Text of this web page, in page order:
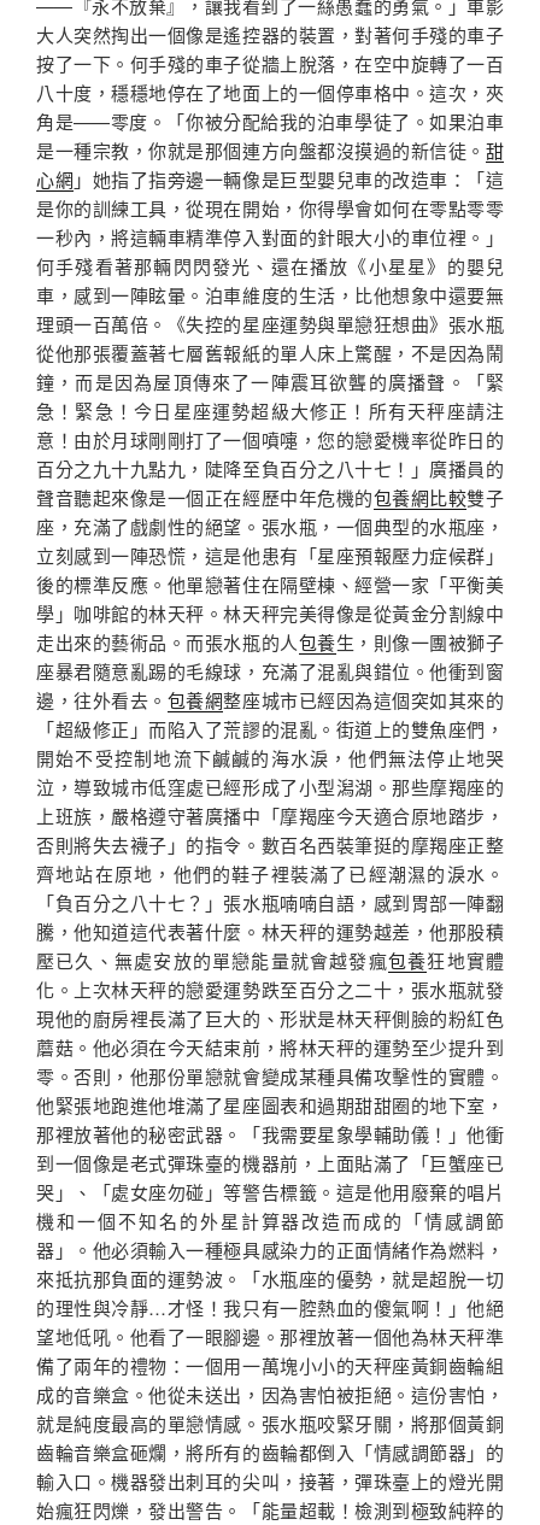
——『永不放棄』，讓我看到了一絲愚蠢的勇氣。」車影
大人突然掏出一個像是遙控器的裝置，對著何手殘的車子
按了一下。何手殘的車子從牆上脫落，在空中旋轉了一百
八十度，穩穩地停在了地面上的一個停車格中。這次，夾
角是——零度。「你被分配給我的泊車學徒了。如果泊車
是一種宗教，你就是那個連方向盤都沒摸過的新信徒。 甜
心網 」她指了指旁邊一輛像是巨型嬰兒車的改造車：「這
是你的訓練工具，從現在開始，你得學會如何在零點零零
一秒內，將這輛車精準停入對面的針眼大小的車位裡。」
何手殘看著那輛閃閃發光、還在播放《小星星》的嬰兒
車，感到一陣眩暈。泊車維度的生活，比他想象中還要無
理頭一百萬倍。《失控的星座運勢與單戀狂想曲》張水瓶
從他那張覆蓋著七層舊報紙的單人床上驚醒，不是因為鬧
鐘，而是因為屋頂傳來了一陣震耳欲聾的廣播聲。「緊
急！緊急！今日星座運勢超級大修正！所有天秤座請注
意！由於月球剛剛打了一個噴嚏，您的戀愛機率從昨日的
百分之九十九點九，陡降至負百分之八十七！」廣播員的
聲音聽起來像是一個正在經歷中年危機的包養網比較雙子
座，充滿了戲劇性的絕望。張水瓶，一個典型的水瓶座，
立刻感到一陣恐慌，這是他患有「星座預報壓力症候群」
後的標準反應。他單戀著住在隔壁棟、經營一家「平衡美
學」咖啡館的林天秤。林天秤完美得像是從黃金分割線中
走出來的藝術品。而張水瓶的人包養生，則像一團被獅子
座暴君隨意亂踢的毛線球，充滿了混亂與錯位。他衝到窗
邊，往外看去。 包養網整座城市已經因為這個突如其來的
「超級修正」而陷入了荒謬的混亂。街道上的雙魚座們，
開始不受控制地流下鹹鹹的海水淚，他們無法停止地哭
泣，導致城市低窪處已經形成了小型潟湖。那些摩羯座的
上班族，嚴格遵守著廣播中「摩羯座今天適合原地踏步，
否則將失去襪子」的指令。數百名西裝筆挺的摩羯座正整
齊地站在原地，他們的鞋子裡裝滿了已經潮濕的淚水。
「負百分之八十七？」張水瓶喃喃自語，感到胃部一陣翻
騰，他知道這代表著什麼。林天秤的運勢越差，他那股積
壓已久、無處安放的單戀能量就會越發瘋包養狂地實體
化。上次林天秤的戀愛運勢跌至百分之二十，張水瓶就發
現他的廚房裡長滿了巨大的、形狀是林天秤側臉的粉紅色
蘑菇。他必須在今天結束前，將林天秤的運勢至少提升到
零。否則，他那份單戀就會變成某種具備攻擊性的實體。
他緊張地跑進他堆滿了星座圖表和過期甜甜圈的地下室，
那裡放著他的秘密武器。「我需要星象學輔助儀！」他衝
到一個像是老式彈珠臺的機器前，上面貼滿了「巨蟹座已
哭」、「處女座勿碰」等警告標籤。這是他用廢棄的唱片
機和一個不知名的外星計算器改造而成的「情感調節
器」。他必須輸入一種極具感染力的正面情緒作為燃料，
來抵抗那負面的運勢波。「水瓶座的優勢，就是超脫一切
的理性與冷靜…才怪！我只有一腔熱血的傻氣啊！」他絕
望地低吼。他看了一眼腳邊。那裡放著一個他為林天秤準
備了兩年的禮物：一個用一萬塊小小的天秤座黃銅齒輪組
成的音樂盒。他從未送出，因為害怕被拒絕。這份害怕，
就是純度最高的單戀情感。張水瓶咬緊牙關，將那個黃銅
齒輪音樂盒砸爛，將所有的齒輪都倒入「情感調節器」的
輸入口。機器發出刺耳的尖叫，接著，彈珠臺上的燈光開
始瘋狂閃爍，發出警告。「能量超載！檢測到極致純粹的